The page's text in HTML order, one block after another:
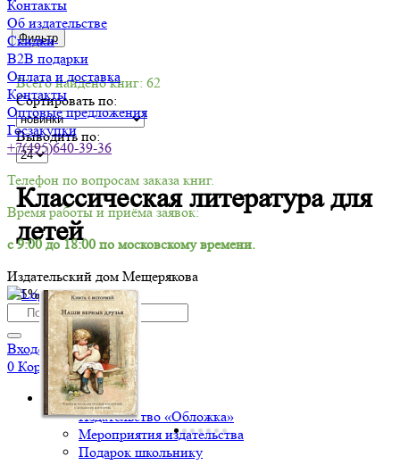
Контакты
Об издательстве
Скидки
B2B подарки
Оплата и доставка
Контакты
Оптовые предложения
Госзакупки
+7(495)640-39-36
Телефон по вопросам заказа книг.
Время работы и приёма заявок:
с 9:00 до 18:00 по московскому времени.
Издательский дом Мещерякова
Вход/Регистрация
0 Корзина
Книги
Издательство «Обложка»
Мероприятия издательства
Подарок школьнику
Фильтр
Всего найдено книг: 62
Сортировать по:
Выводить по:
Классическая литература для
детей
-5%